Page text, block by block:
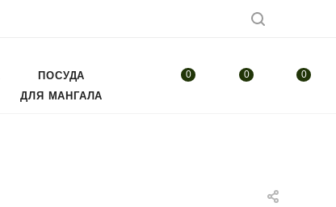
0 0 0
ПОСУДА
ДЛЯ МАНГАЛА